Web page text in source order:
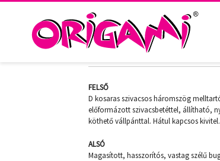
CUBA D-459
FELSŐ
D kosaras szivacsos háromszög
előformázott szivacsbetéttel, állítható,
köthető vállpánttal. Hátul kapcsos kivitel.
ALSÓ
Magasított, hasszorítós, vastag szélű